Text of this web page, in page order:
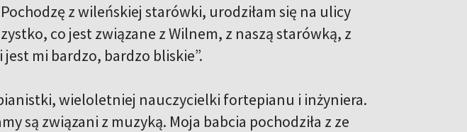
z wileńskiej starówki, urodziłam się na ulicy
co jest związane z Wilnem, z naszą starówką, z
mi bardzo, bardzo bliskie”.
wieloletniej nauczycielki fortepianu i inżyniera.
są związani z muzyką. Moja babcia pochodziła z ze